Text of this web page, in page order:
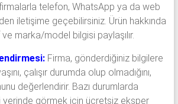
telefon, WhatsApp ya da web
iletişime geçebilirsiniz. Ürün hakkında
marka/model bilgisi paylaşılır.
Firma, gönderdiğiniz bilgilere
çalışır durumda olup olmadığını,
değerlendirir. Bazı durumlarda
yerinde görmek için ücretsiz eksper